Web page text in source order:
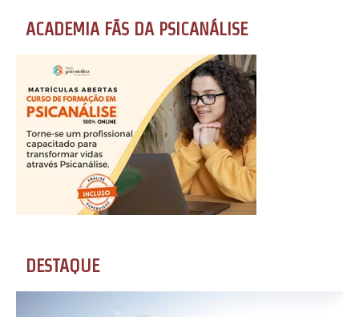
ACADEMIA FÃS DA PSICANÁLISE
DESTAQUE